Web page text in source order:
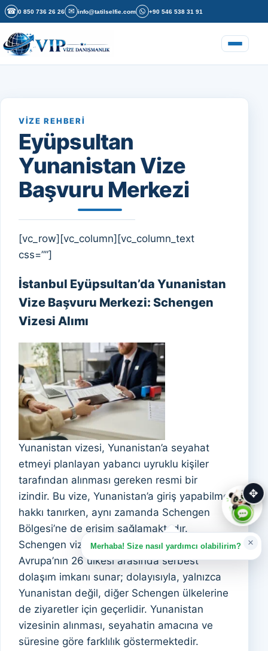
İçeriğe geç
☎ 0 850 736 26 26 ✉ info@tatilselfie.com +90 546 538 31 91
Menüyü
VIZE REHBERI
Eyüpsultan
Yunanistan Vize
Başvuru Merkezi
[vc_row][vc_column][vc_column_text
css=””]
İstanbul Eyüpsultan’da Yunanistan
Vize Başvuru Merkezi: Schengen
Vizesi Alımı
Yunanistan vizesi, Yunanistan’a seyahat
etmeyi planlayan yabancı uyruklu kişiler
tarafından alınması gereken resmi bir
izindir. Bu vize, Yunanistan’a giriş yapabilme
hakkı tanırken, aynı zamanda Schengen
Bölgesi’ne de erişim sağlamaktadır.
Schengen vizesi olarak bilinen bu izin,
Avrupa’nın 26 ülkesi arasında serbest
dolaşım imkanı sunar; dolayısıyla, yalnızca
Yunanistan değil, diğer Schengen ülkelerine
de ziyaretler için geçerlidir. Yunanistan
vizesinin alınması, seyahatin amacına ve
süresine göre farklılık göstermektedir.
Merhaba! Size nasıl yardımcı olabilirim? ×
✥